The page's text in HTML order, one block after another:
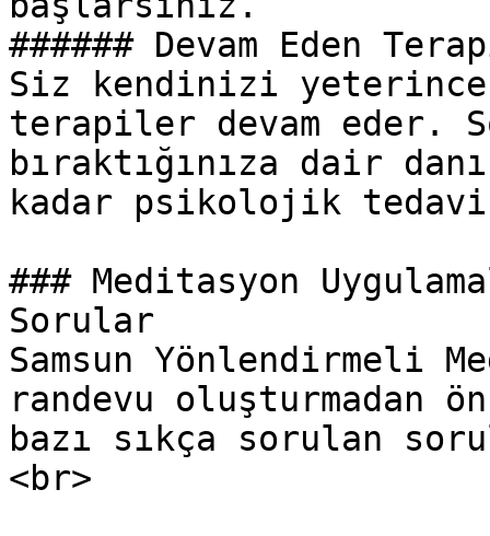
###### Devam Eden
Siz kendinizi
terapiler devam eder.
bıraktığınıza dair
kadar psikolojik tedavi
### Meditasyon
Sorular
Samsun Yönlendirmeli
randevu oluşturmadan
bazı sıkça sorulan
<br>